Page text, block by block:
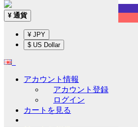
Sign up!
通貨
アカウント情報
アカウント登録
ログイン
ウイッシュリスト (0)
¥ 通貨
¥ JPY
$ US Dollar
アカウント情報
アカウント登録
ログイン
カートを見る